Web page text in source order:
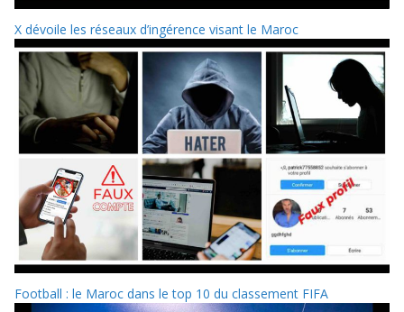
X dévoile les réseaux d’ingérence visant le Maroc
Football : le Maroc dans le top 10 du classement FIFA